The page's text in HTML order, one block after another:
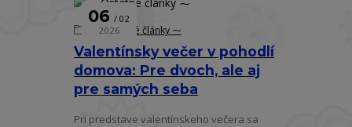
Valentínsky večer v pohodlí
domova: Pre dvoch, ale aj
pre samých seba
06
02
2026
⁓ Ostatné články ⁓
Pri predstave valentínskeho večera sa